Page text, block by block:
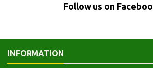
Follow us on
INFORMATION